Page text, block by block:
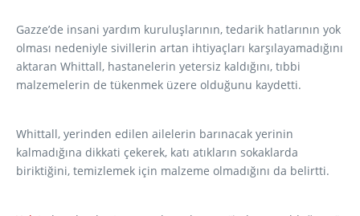
Gazze’de insani yardım kuruluşlarının, tedarik hatlarının yok
olması nedeniyle sivillerin artan ihtiyaçları karşılayamadığını
aktaran Whittall, hastanelerin yetersiz kaldığını, tıbbi
malzemelerin de tükenmek üzere olduğunu kaydetti.
Whittall, yerinden edilen ailelerin barınacak yerinin
kalmadığına dikkati çekerek, katı atıkların sokaklarda
biriktiğini, temizlemek için malzeme olmadığını da belirtti.